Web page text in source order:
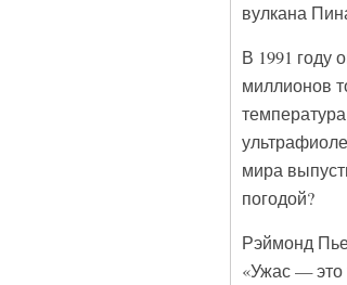
вулкана
В 1991 году
миллионов
мира
погодой?
Рэймонд
«Ужас — это